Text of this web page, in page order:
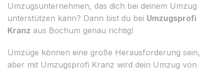
Umzugsunternehmen, das dich bei deinem Umzug
unterstützen kann? Dann bist du bei Umzugsprofi
Kranz aus Bochum genau richtig!
Umzüge können eine große Herausforderung sein,
aber mit Umzugsprofi Kranz wird dein Umzug von